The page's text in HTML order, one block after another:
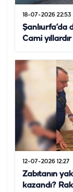
18-07-2026 22:53
Cami
12-07-2026 12:27
Zabıtanın
kazandı?